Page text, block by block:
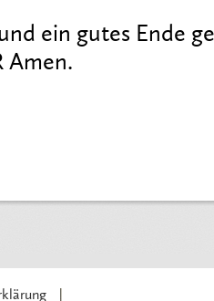
ein gutes Ende
Amen.